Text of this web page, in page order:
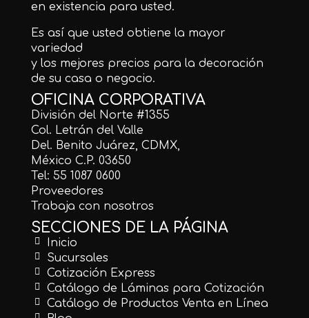
en existencia para usted.
Es así que usted obtiene la mayor
variedad
y los mejores precios para la decoración
de su casa o negocio.
OFICINA CORPORATIVA
División del Norte #1355
Col. Letrán del Valle
Del. Benito Juárez, CDMX,
México C.P. 03650
Tel: 55 1087 0600
Proveedores
Trabaja con nosotros
SECCIONES DE LA PÁGINA
Inicio
Sucursales
Cotización Express
Catálogo de Láminas para Cotización
Catálogo de Productos Venta en Línea